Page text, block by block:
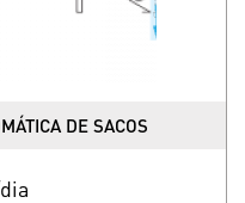
DE SACOS